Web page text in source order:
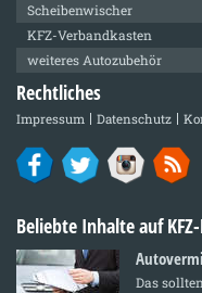
Scheibenwischer
KFZ-Verbandkasten
weiteres Autozubehör
Rechtliches
Impressum Datenschutz
Beliebte Inhalte auf
Das